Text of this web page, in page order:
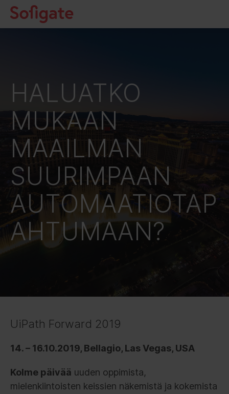
Hyppää
sisältöön
HALUATKO
MUKAAN
MAAILMAN
SUURIMPAAN
AUTOMAATIOTAP
AHTUMAAN?
UiPath Forward 2019
14. – 16.10.2019, Bellagio, Las Vegas, USA
Kolme päivää uuden oppimista,
mielenkiintoisten keissien näkemistä ja kokemista